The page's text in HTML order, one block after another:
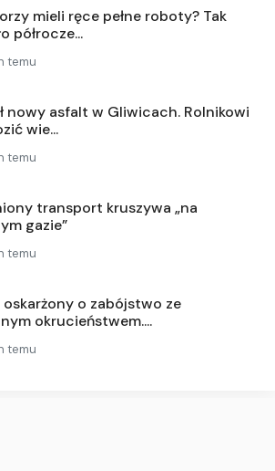
mieli ręce pełne roboty? Tak
półrocze...
temu
nowy asfalt w Gliwicach. Rolnikowi
wie...
temu
transport kruszywa „na
gazie”
temu
o zabójstwo ze
okrucieństwem....
temu